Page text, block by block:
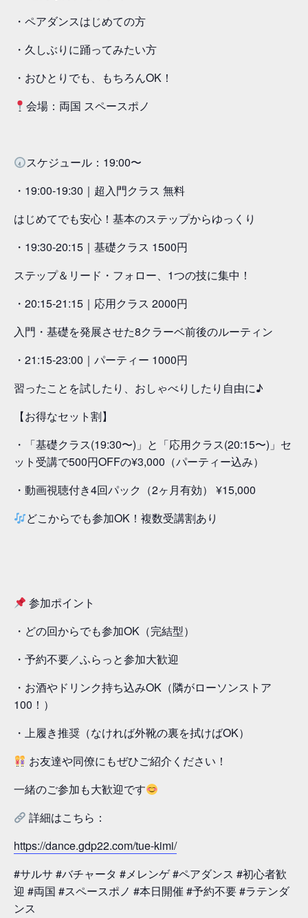
・ペアダンスはじめての方
・久しぶりに踊ってみたい方
・おひとりでも、もちろんOK！
会場：両国 スペースポノ
スケジュール：19:00〜
・19:00-19:30｜超入門クラス 無料
はじめてでも安心！基本のステップからゆっくり
・19:30-20:15｜基礎クラス 1500円
ステップ＆リード・フォロー、1つの技に集中！
・20:15-21:15｜応用クラス 2000円
入門・基礎を発展させた8クラーベ前後のルーティン
・21:15-23:00｜パーティー 1000円
習ったことを試したり、おしゃべりしたり自由に♪
【お得なセット割】
・「基礎クラス(19:30〜)」と「応用クラス(20:15〜)」セ
ット受講で500円OFFの¥3,000（パーティー込み）
・動画視聴付き4回パック（2ヶ月有効） ¥15,000
どこからでも参加OK！複数受講割あり
参加ポイント
・どの回からでも参加OK（完結型）
・予約不要／ふらっと参加大歓迎
・お酒やドリンク持ち込みOK（隣がローソンストア
100！）
・上履き推奨（なければ外靴の裏を拭けばOK）
お友達や同僚にもぜひご紹介ください！
一緒のご参加も大歓迎です
詳細はこちら：
https://dance.gdp22.com/tue-kimi/
#サルサ #バチャータ #メレンゲ #ペアダンス #初心者歓
迎 #両国 #スペースポノ #本日開催 #予約不要 #ラテンダ
ンス